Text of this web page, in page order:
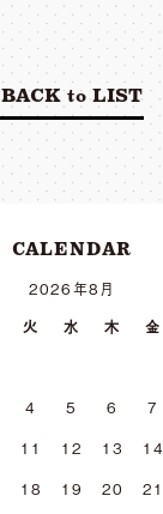
BACK to LIST
CALENDAR
2026年8月
火 水 木 金
4 5 6 7
11 12 13 14
18 19 20 21